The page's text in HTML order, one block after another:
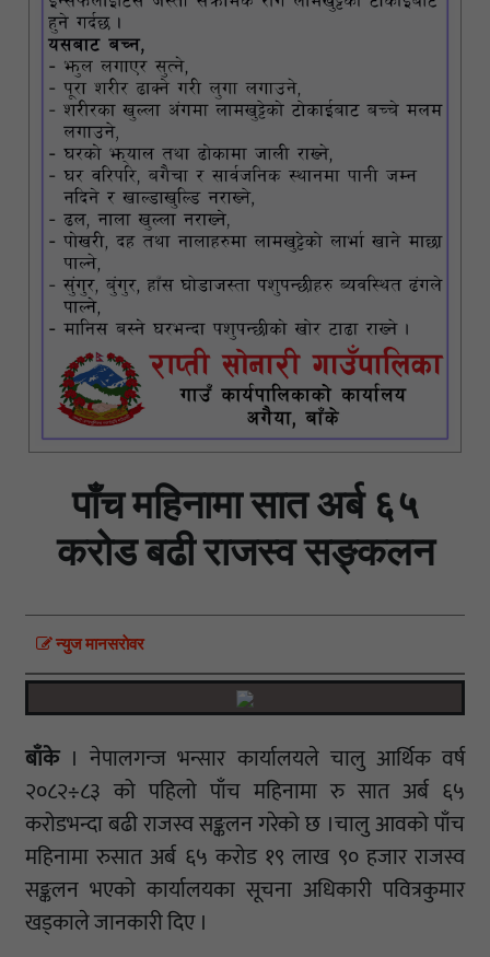
पाँच महिनामा सात अर्ब ६५
करोड बढी राजस्व सङ्कलन
न्युज मानसराेवर
बाँके। नेपालगन्ज भन्सार कार्यालयले चालु आर्थिक वर्ष
२०८२÷८३ को पहिलो पाँच महिनामा रु सात अर्ब ६५
करोडभन्दा बढी राजस्व सङ्कलन गरेको छ ।चालु आवको पाँच
महिनामा रुसात अर्ब ६५ करोड १९ लाख ९० हजार राजस्व
सङ्कलन भएको कार्यालयका सूचना अधिकारी पवित्रकुमार
खड्काले जानकारी दिए ।